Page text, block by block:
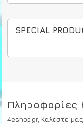
SPECIAL
Πληροφορίες
4eshop.gr, Καλέστε